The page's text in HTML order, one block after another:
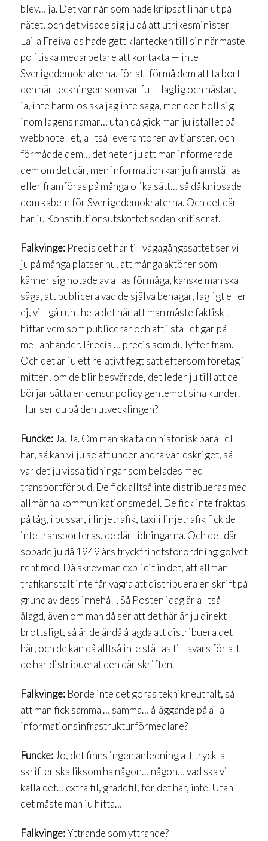
blev… ja. Det var nån som hade knipsat linan ut på
nätet, och det visade sig ju då att utrikesminister
Laila Freivalds hade gett klartecken till sin närmaste
politiska medarbetare att kontakta — inte
Sverigedemokraterna, för att förmå dem att ta bort
den här teckningen som var fullt laglig och nästan,
ja, inte harmlös ska jag inte säga, men den höll sig
inom lagens ramar… utan då gick man ju istället på
webbhotellet, alltså leverantören av tjänster, och
förmådde dem… det heter ju att man informerade
dem om det där, men information kan ju framställas
eller framföras på många olika sätt… så då knipsade
dom kabeln för Sverigedemokraterna. Och det där
har ju Konstitutionsutskottet sedan kritiserat.
Falkvinge: Precis det här tillvägagångssättet ser vi
ju på många platser nu, att många aktörer som
känner sig hotade av allas förmåga, kanske man ska
säga, att publicera vad de själva behagar, lagligt eller
ej, vill gå runt hela det här att man måste faktiskt
hittar vem som publicerar och att i stället går på
mellanhänder. Precis … precis som du lyfter fram.
Och det är ju ett relativt fegt sätt eftersom företag i
mitten, om de blir besvärade, det leder ju till att de
börjar sätta en censurpolicy gentemot sina kunder.
Hur ser du på den utvecklingen?
Funcke:Ja. Ja. Om man ska ta en historisk parallell
här, så kan vi ju se att under andra världskriget, så
var det ju vissa tidningar som belades med
transportförbud. De fick alltså inte distribueras med
allmänna kommunikationsmedel. De fick inte fraktas
på tåg, i bussar, i linjetrafik, taxi i linjetrafik fick de
inte transporteras, de där tidningarna. Och det där
sopade ju då 1949 års tryckfrihetsförordning golvet
rent med. Då skrev man explicit in det, att allmän
trafikanstalt inte får vägra att distribuera en skrift på
grund av dess innehåll. Så Posten idag är alltså
ålagd, även om man då ser att det här är ju direkt
brottsligt, så är de ändå ålagda att distribuera det
här, och de kan då alltså inte ställas till svars för att
de har distribuerat den där skriften.
Falkvinge: Borde inte det göras teknikneutralt, så
att man fick samma … samma… åläggande på alla
informationsinfrastrukturförmedlare?
Funcke:Jo, det finns ingen anledning att tryckta
skrifter ska liksom ha någon… någon… vad ska vi
kalla det… extra fil, gräddfil, för det här, inte. Utan
det måste man ju hitta…
Falkvinge:Yttrande som yttrande?